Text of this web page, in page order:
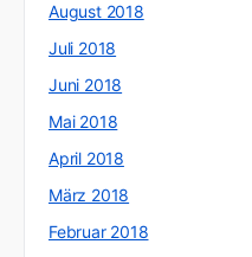
August 2018
Juli 2018
Juni 2018
Mai 2018
April 2018
März 2018
Februar 2018